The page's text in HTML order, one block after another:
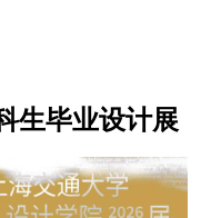
生毕业设计展